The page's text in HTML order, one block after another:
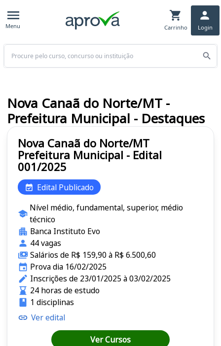
Menu Carrinho Login
Buscar
Nova Canaã do Norte/MT
Prefeitura Municipal - Edital
001/2025
Edital Publicado
Nível médio, fundamental, superior, médio
técnico
Banca Instituto Evo
44 vagas
Salários de R$ 159,90 à R$ 6.500,60
Prova dia 16/02/2025
Inscrições de 23/01/2025 à 03/02/2025
24 horas de estudo
1 disciplinas
Ver edital
Ver Cursos
Nova Canaã do Norte/MT -
Prefeitura Municipal - Destaques